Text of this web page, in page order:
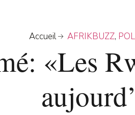
Accueil AFRIKBUZZ,
«Les